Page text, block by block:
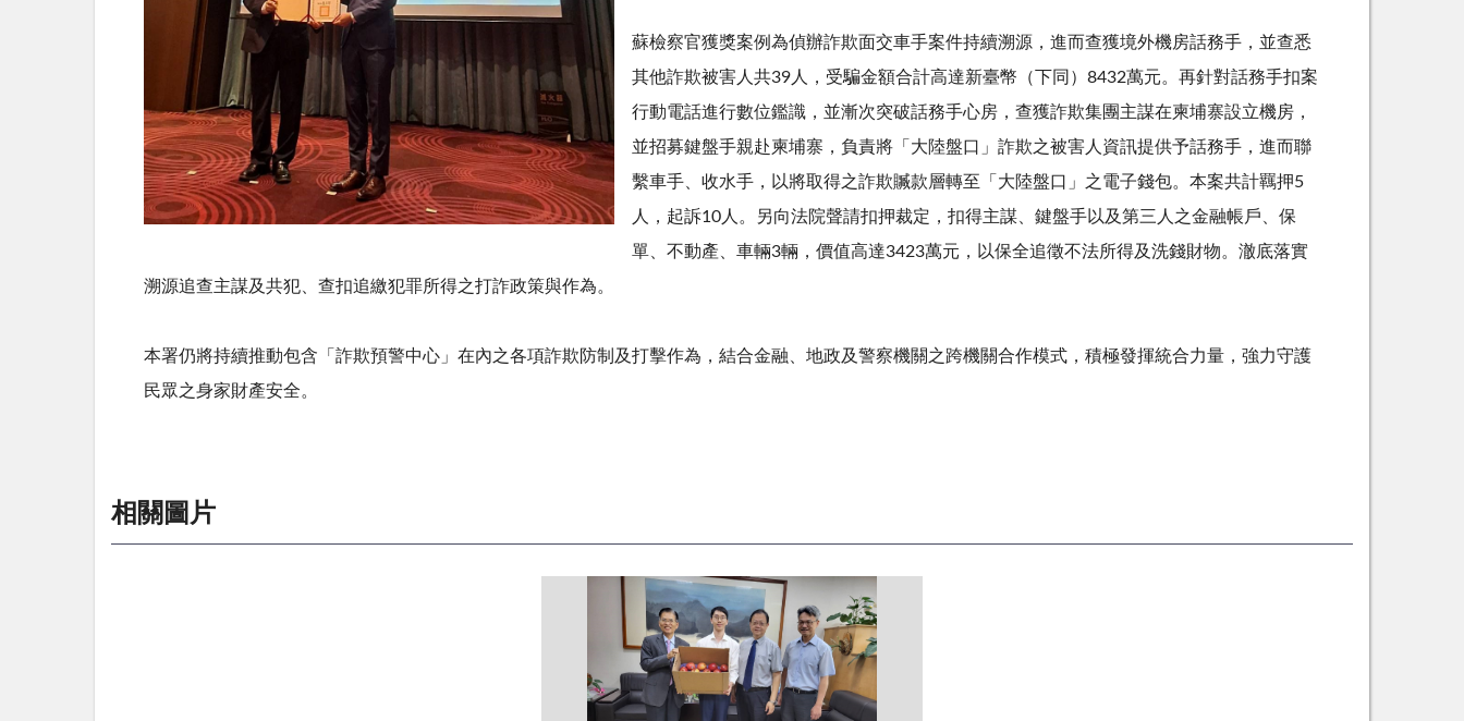
蘇檢察官獲獎案例為偵辦詐欺面交車手案件持續溯源，進而查獲境外機房話務手，並查悉
其他詐欺被害人共39人，受騙金額合計高達新臺幣（下同） 8432萬元。再針對話務手扣案
行動電話進行數位鑑識，並漸次突破話務手心房，查獲詐欺集團主謀在柬埔寨設立機房，
並招募鍵盤手親赴柬埔寨，負責將「大陸盤口」詐欺之被害人資訊提供予話務手，進而聯
繫車手、收水手，以將取得之詐欺贓款層轉至「大陸盤口」之電子錢包。本案共計羈押5
人，起訴10人。另向法院聲請扣押裁定，扣得主謀、鍵盤手以及第三人之金融帳戶、保
單、不動產、車輛3輛，價值高達3423萬元，以保全追徵不法所得及洗錢財物。澈底落實
溯源追查主謀及共犯、查扣追繳犯罪所得之打詐政策與作為。
本署仍將持續推動包含「詐欺預警中心」在內之各項詐欺防制及打擊作為，結合金融、地政及警察機關之跨機關合作模式，積極發揮統合力量，強力守護
民眾之身家財產安全。
相關圖片